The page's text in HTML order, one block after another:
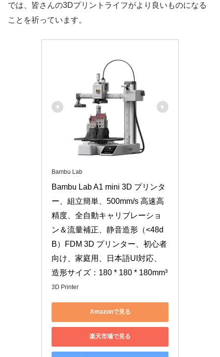
では、皆さんの3Dプリントライフがより良いものになる
ことを祈っています。
Bambu Lab
Bambu Lab A1 mini 3D プリンタ
ー、組立簡単、500mm/s 高速高
精度、全自動キャリブレーショ
ン＆流量補正、静音造形（<48d
B）FDM 3D プリンター、初心者
向け、家庭用、日本語UI対応、
造形サイズ：180 * 180 * 180mm³
3D Printer
Amazonで見る
楽天市場で見る